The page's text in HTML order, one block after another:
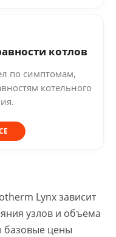
котлов
по симптомам,
котельного
Lynx зависит
узлов и объема
базовые цены